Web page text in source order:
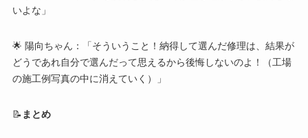
いよな」
🌟 陽向ちゃん：「そういうこと！納得して選んだ修理は、結果が
どうであれ自分で選んだって思えるから後悔しないのよ！（工場
の施工例写真の中に消えていく）」
📝 まとめ